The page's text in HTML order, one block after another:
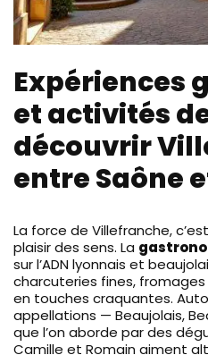
Expériences
et activités
découvrir
entre Saône
La force de Villefranche,
plaisir des sens. La
sur l’ADN lyonnais et
charcuteries fines,
en touches craquantes.
appellations — Beaujolais,
que l’on aborde par des
Camille et Romain aiment